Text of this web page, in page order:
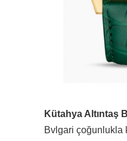
Kütahya Altıntaş
Bvlgari çoğunlukla